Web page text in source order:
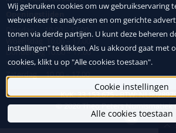
Openingstijden
Dinsdag 10.00 – 17.00
Woensdag 10.00 – 17.00
Donderdag 10.00 – 17.00
Vrijdag 10.00 – 17.00
Zaterdag 10.00 – 17.00
KvK: 33.153.675 - BTW:
©2026Theo Peters Numismatiek
Wij gebruiken cookies om uw gebruikservaring
webverkeer te analyseren en om gerichte
tonen via derde partijen. U kunt deze beheren
instellingen" te klikken. Als u akkoord gaat met
cookies, klikt u op "Alle cookies toestaan".
Cookie instellingen
Alle cookies toestaan